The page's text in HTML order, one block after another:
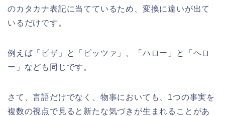
のカタカナ表記に当てているため、変換に違いが出て
いるだけです。
例えば「ピザ」と「ピッツァ」、「ハロー」と「ヘロ
ー」なども同じです。
さて、言語だけでなく、物事においても、1つの事実を
複数の視点で見ると新たな気づきが生まれることがあ